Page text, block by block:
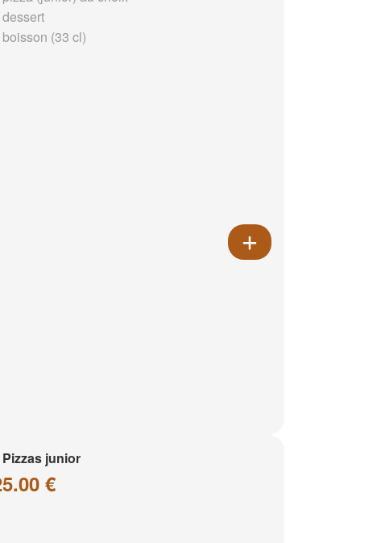
dessert
boisson (33 cl)
Pizzas junior
€